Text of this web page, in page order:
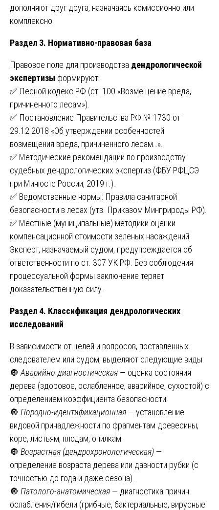
дополняют друг друга, назначаясь комиссионно или
комплексно.
Раздел 3. Нормативно-правовая база
Правовое поле для производства дендрологической
экспертизы формируют:
✅ Лесной кодекс РФ (ст. 100 «Возмещение вреда,
причиненного лесам»).
✅ Постановление Правительства РФ № 1730 от
29.12.2018 «Об утверждении особенностей
возмещения вреда, причиненного лесам…».
✅ Методические рекомендации по производству
судебных дендрологических экспертиз (ФБУ РФЦСЭ
при Минюсте России, 2019 г.).
✅ Ведомственные нормы: Правила санитарной
безопасности в лесах (утв. Приказом Минприроды РФ).
✅ Местные (муниципальные) методики оценки
компенсационной стоимости зеленых насаждений.
Эксперт, назначаемый судом, предупреждается об
ответственности по ст. 307 УК РФ. Без соблюдения
процессуальной формы заключение теряет
доказательственную силу.
Раздел 4. Классификация дендрологических
исследований
В зависимости от целей и вопросов, поставленных
следователем или судом, выделяют следующие виды:
🔘 Аварийно-диагностическая — оценка состояния
дерева (здоровое, ослабленное, аварийное, сухостой) с
определением коэффициента безопасности.
🔘 Породно-идентификационная — установление
видовой принадлежности по фрагментам древесины,
коре, листьям, плодам, опилкам.
🔘 Возрастная (дендрохронологическая) —
определение возраста дерева или давности рубки (с
точностью до года и даже сезона).
🔘 Патолого-анатомическая — диагностика причин
ослабления/гибели (грибные, бактериальные, вирусные